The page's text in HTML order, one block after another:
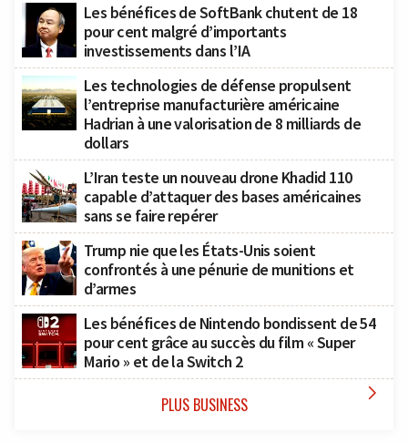
Les bénéfices de SoftBank chutent de 18
pour cent malgré d’importants
investissements dans l’IA
Les technologies de défense propulsent
l’entreprise manufacturière américaine
Hadrian à une valorisation de 8 milliards de
dollars
L’Iran teste un nouveau drone Khadid 110
capable d’attaquer des bases américaines
sans se faire repérer
Trump nie que les États-Unis soient
confrontés à une pénurie de munitions et
d’armes
Les bénéfices de Nintendo bondissent de 54
pour cent grâce au succès du film « Super
Mario » et de la Switch 2
PLUS BUSINESS 